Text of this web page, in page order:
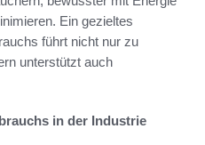
Ein gezieltes
führt nicht nur zu
unterstützt auch
in der Industrie